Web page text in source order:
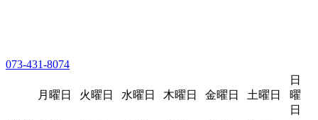
073-431-8074
月曜日 火曜日 水曜日 木曜日 金曜日 土曜日
日
曜
日